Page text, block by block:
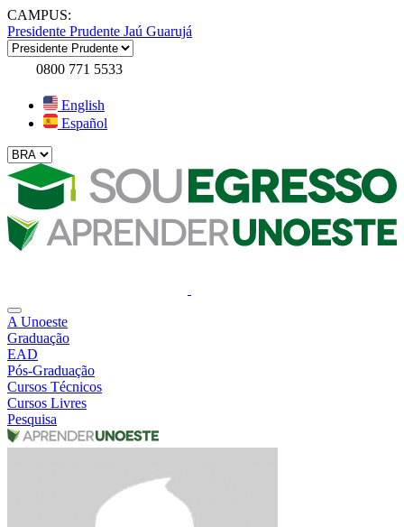
CAMPUS:
Presidente Prudente Jaú Guarujá
0800 771 5533
English
Español
A Unoeste
Graduação
EAD
Pós-Graduação
Cursos Técnicos
Cursos Livres
Pesquisa